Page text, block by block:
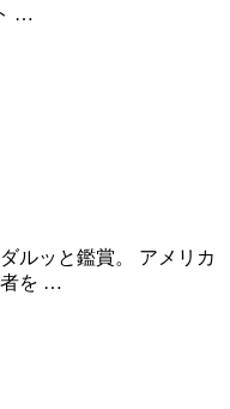
…
ルッと鑑賞。 アメリカ
者を …